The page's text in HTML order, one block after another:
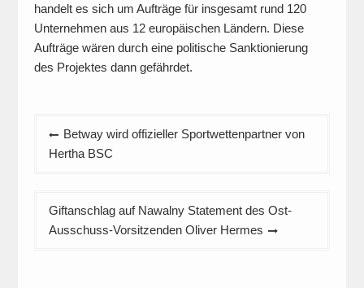
handelt es sich um Aufträge für insgesamt rund 120
Unternehmen aus 12 europäischen Ländern. Diese
Aufträge wären durch eine politische Sanktionierung
des Projektes dann gefährdet.
Beitragsnavigation
Betway wird offizieller Sportwettenpartner von
Hertha BSC
Giftanschlag auf Nawalny Statement des Ost-
Ausschuss-Vorsitzenden Oliver Hermes